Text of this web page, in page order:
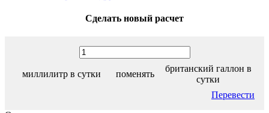
Сделать новый расчет
миллилитр в сутки поменять
британский галлон в
сутки
Перевести